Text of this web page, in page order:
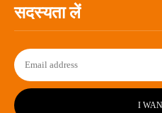
सदस्यता लें
I